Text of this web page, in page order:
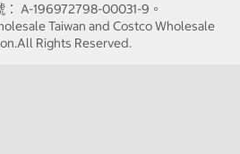
： A-196972798-00031-9。
Taiwan and Costco Wholesale
Rights Reserved.